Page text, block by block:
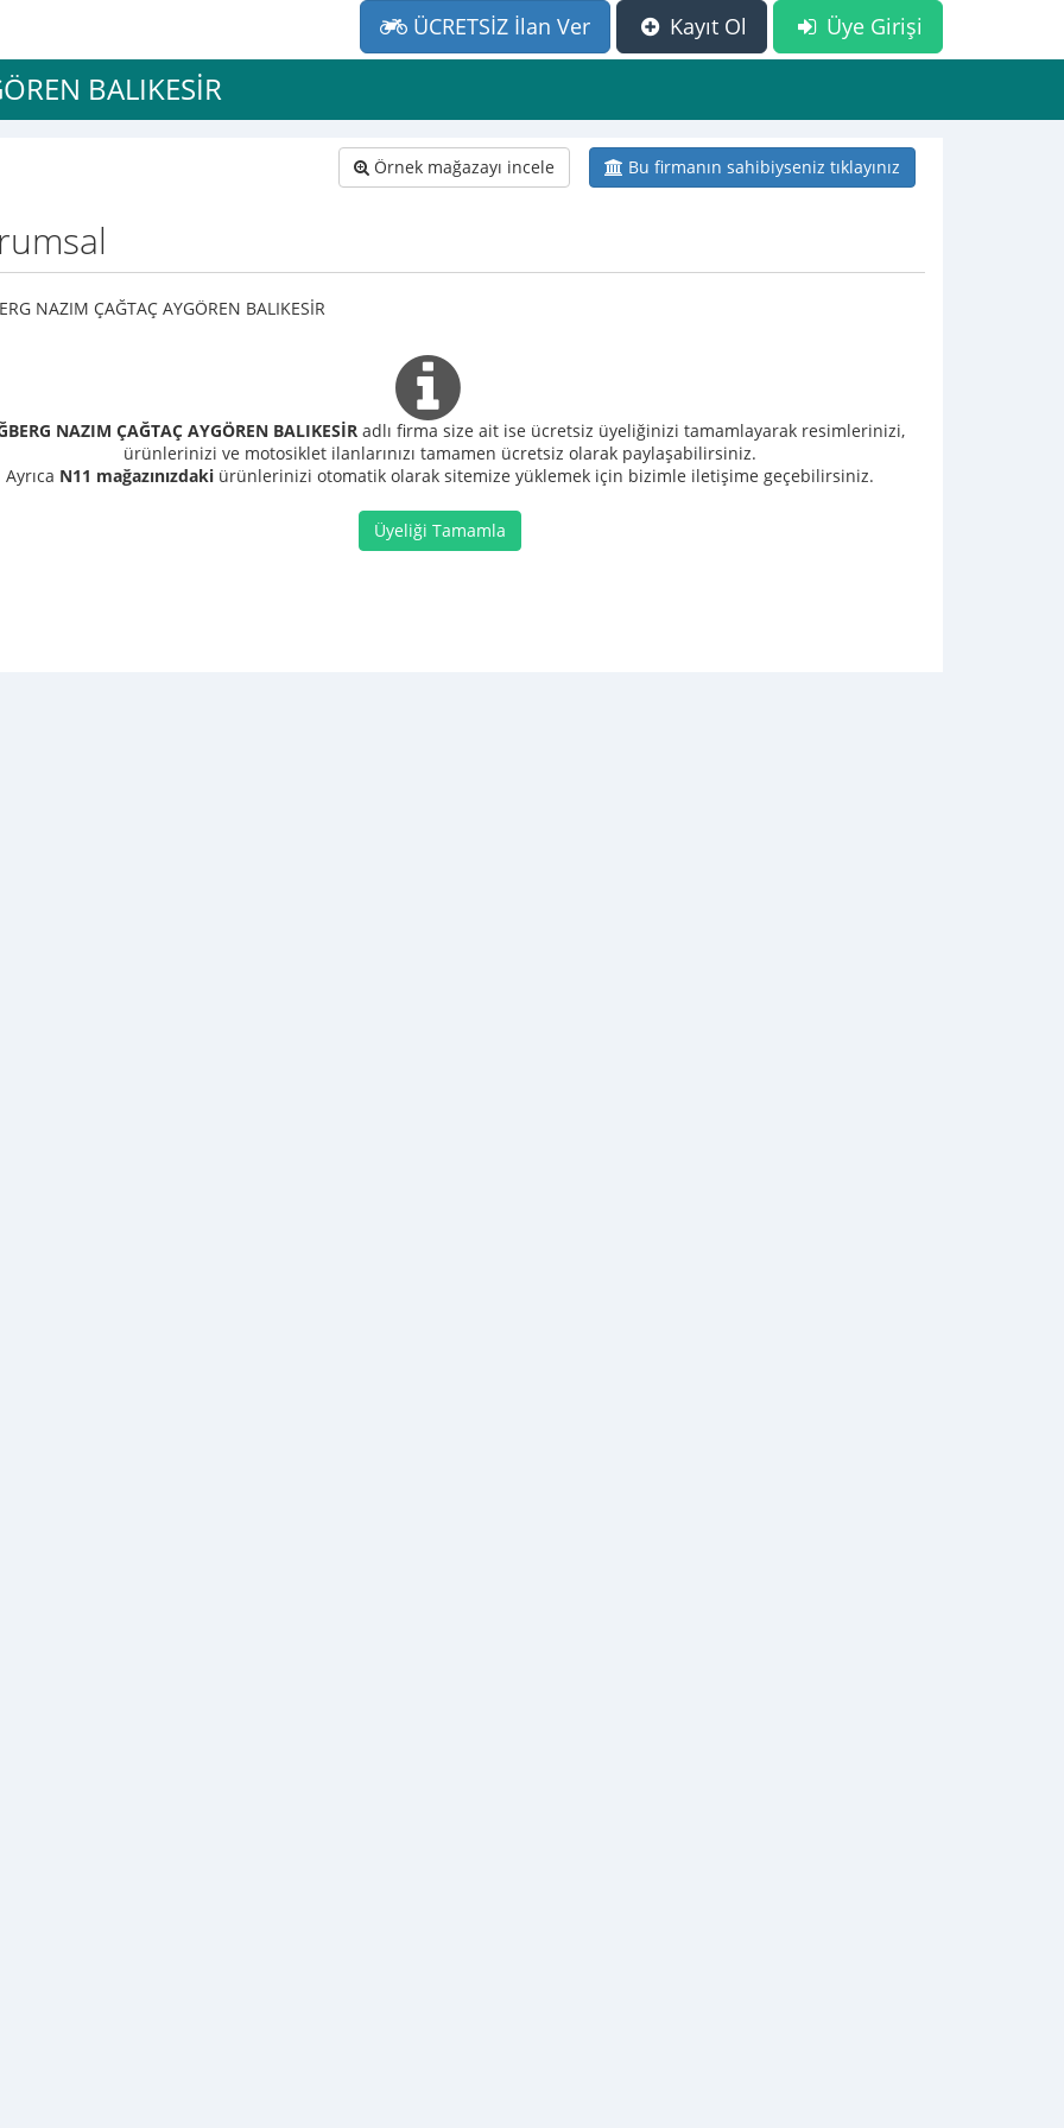
Üye Girişi
Kayıt Ol
ÜCRETSİZ İlan Ver
BALIKESİR
Bu firmanın sahibiyseniz tıklayınız
Örnek mağazayı incele
NAZIM ÇAĞTAÇ AYGÖREN BALIKESİR
NAZIM ÇAĞTAÇ AYGÖREN BALIKESİRadlı firma size ait ise ücretsiz üyeliğinizi tamamlayarak resimlerinizi,
ürünlerinizi ve motosiklet ilanlarınızı tamamen ücretsiz olarak paylaşabilirsiniz.
Ayrıca N11 mağazınızdakiürünlerinizi otomatik olarak sitemize yüklemek için bizimle iletişime geçebilirsiniz.
Üyeliği Tamamla